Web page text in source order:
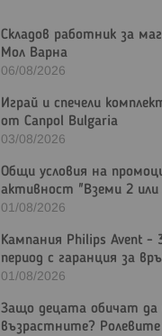
Складов работник за
Мол Варна
06/08/2026
Играй и спечели
от Canpol Bulgaria
03/08/2026
Общи условия на
активност "Вземи 2 или
Marvel и/или LEGO Star
01/08/2026
Кампания Philips Avent -
период с гаранция за
01/08/2026
Защо децата обичат
възрастните?